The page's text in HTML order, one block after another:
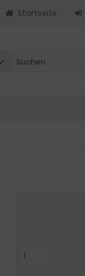
Startseite